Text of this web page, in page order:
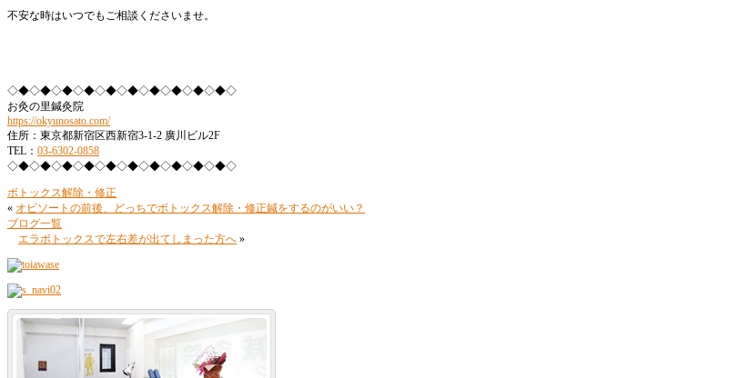
不安な時はいつでもご相談くださいませ。
◇◆◇◆◇◆◇◆◇◆◇◆◇◆◇◆◇◆◇◆◇
お灸の里鍼灸院
https://okyunosato.com/
住所：東京都新宿区西新宿3-1-2 廣川ビル2F
TEL： 03-6302-0858
◇◆◇◆◇◆◇◆◇◆◇◆◇◆◇◆◇◆◇◆◇
ボトックス解除・修正
« オビソートの前後、どっちでボトックス解除・修正鍼をするのがいい？
ブログ一覧
エラボトックスで左右差が出てしまった方へ »